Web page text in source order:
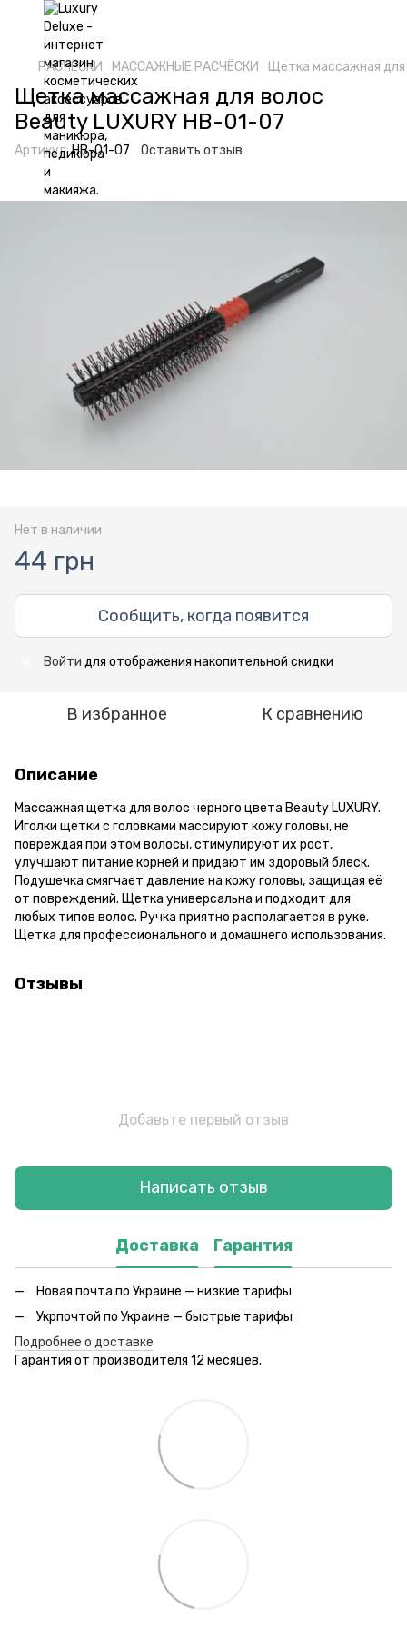
РАСЧËСКИ МАССАЖНЫЕ РАСЧËСКИ Щетка массажная для
Щетка массажная для волос
Beauty LUXURY HB-01-07
Артикул:HB-01-07 Оставить отзыв
Нет в наличии
44 грн
Сообщить, когда появится
Войти для отображения накопительной скидки
В избранное К сравнению
Описание
Массажная щетка для волос черного цвета Beauty LUXURY.
Иголки щетки с головками массируют кожу головы, не
повреждая при этом волосы, стимулируют их рост,
улучшают питание корней и придают им здоровый блеск.
Подушечка смягчает давление на кожу головы, защищая её
от повреждений. Щетка универсальна и подходит для
любых типов волос. Ручка приятно располагается в руке.
Щетка для профессионального и домашнего использования.
Отзывы
Добавьте первый отзыв
Написать отзыв
Доставка Гарантия
Новая почта по Украине — низкие тарифы
Укрпочтой по Украине — быстрые тарифы
Подробнее о доставке
Гарантия от производителя 12 месяцев.